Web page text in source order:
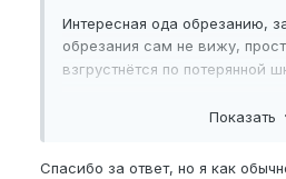
Интересная ода обрезанию,
обрезания сам не вижу,
взгрустнётся по потерянной
Показать
Спасибо за ответ, но я как